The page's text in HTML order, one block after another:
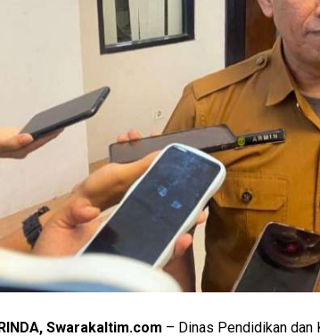
Swarakaltim.com – Dinas Pendidikan dan